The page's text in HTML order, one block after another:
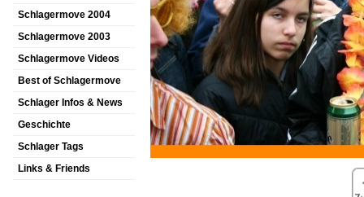
Schlagermove 2004
Schlagermove 2003
Schlagermove Videos
Best of Schlagermove
Schlager Infos & News
Geschichte
Schlager Tags
Links & Friends